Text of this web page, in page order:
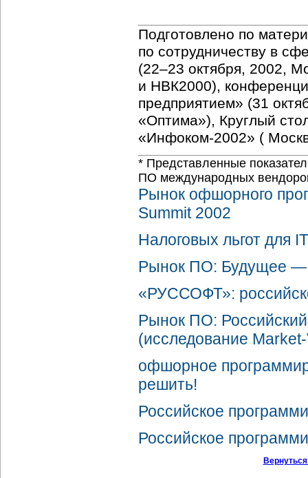
Подготовлено по
по сотрудничеству в
(22–23 октября, 2002,
и НВК2000),
предприятием» (31
«Оптима»), Круглый
«Инфоком-2002» (
* Представленные
ПО международных
Рынок офшорного
Summit 2002
Налоговых льгот для
Рынок ПО: Будущее —
«РУССОФТ»:
Рынок ПО:
(исследование
офшорное
решить!
Российское
Российское